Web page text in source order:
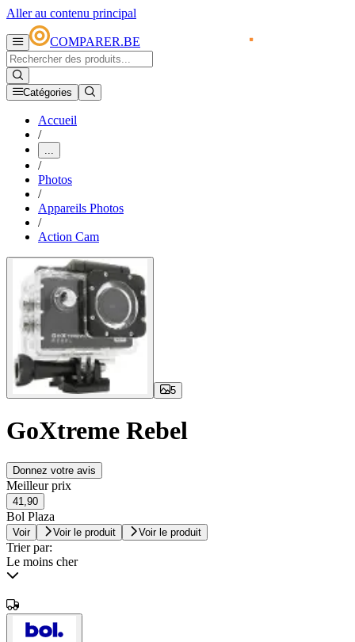
Aller au contenu principal
COMPARER.BE
Catégories
Accueil
/
...
/
Photos
/
Appareils Photos
/
Action Cam
5
GoXtreme Rebel
Donnez votre avis
Meilleur prix
41,90
Bol Plaza
Voir Voir le produit Voir le produit
Trier par:
Le moins cher